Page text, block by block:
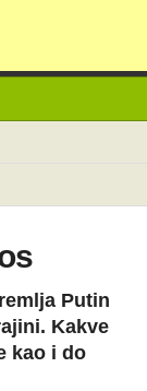
Putin
Kakve
kao i do